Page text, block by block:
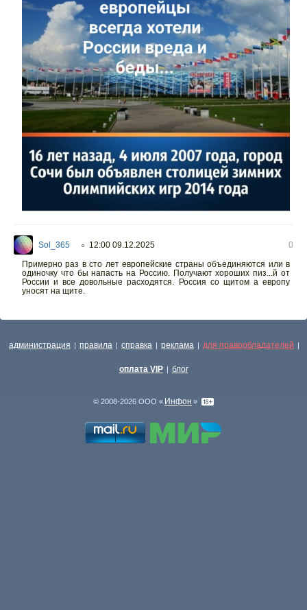
Sol_365 ○ 12:00 09.12.2025
0
Примерно раз в сто лет европейские страны объединяются или в
одиночку что бы напасть на Россию. Получают хороших пиз...й от
России и все довольные расходятся. Россия со щитом а европу
уносят на щите.
администрация | правила | справка | реклама | для правообладателей |
оплата VIP | блог
© 2008-2026 ООО « Инфон »